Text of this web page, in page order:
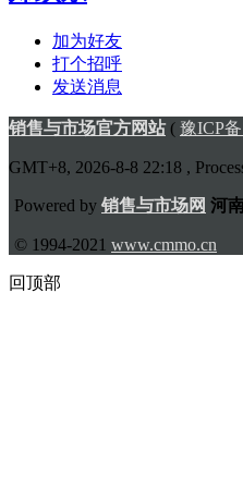
加为好友
打个招呼
发送消息
销售与市场官方网站( 豫ICP
GMT+8, 2026-8-8 22:18 ,
Powered by 销售与市场网 河
© 1994-2021 www.cmmo.cn
回顶部